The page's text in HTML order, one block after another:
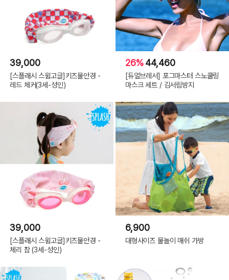
39,000
[스플래시 스윔고글]키즈물안경 -
레드 체커(3세-성인)
26%44,460
[듀얼브레서] 포그마스터 스노쿨링
마스크 세트 / 김서림방지
39,000
[스플래시 스윔고글]키즈물안경 -
체리 참 (3세-성인)
6,900
대형사이즈 물놀이 매쉬 가방